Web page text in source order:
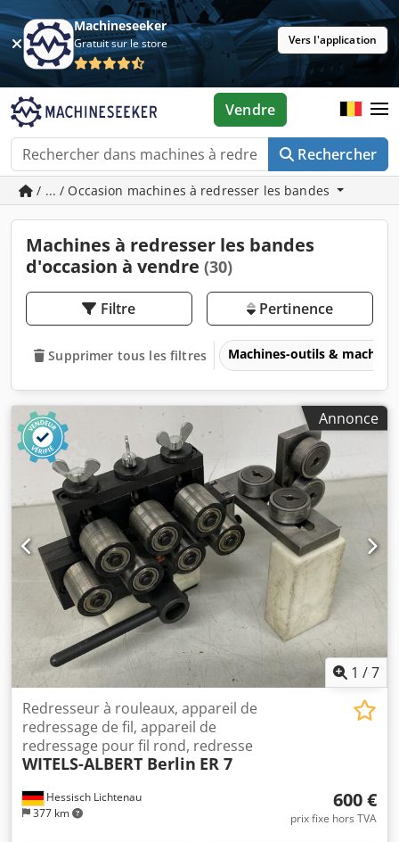
Machineseeker
Gratuit sur le store Vers l'application
Rechercher
Vendre
/ ... / Occasion machines à redresser les bandes
Machines à redresser les bandes
d'occasion à vendre (30)
Filtre Pertinence
Supprimer tous les filtres Machines-outils &
Annonce
1 /7
Hessisch Lichtenau
377 km
Redresseur à rouleaux, appareil de
redressage de fil, appareil de
redressage pour fil rond, redresse
WITELS-ALBERT Berlin ER 7
600 €
prix fixe hors TVA